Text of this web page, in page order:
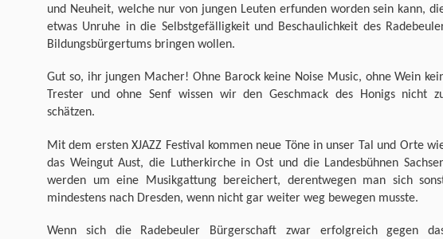
und Neuheit, welche nur von jungen Leuten erfunden worden sein kann,
etwas Unruhe in die Selbstgefälligkeit und Beschaulichkeit des
Bildungsbürgertums bringen wollen.
Gut so, ihr jungen Macher! Ohne Barock keine Noise Music, ohne Wein
Trester und ohne Senf wissen wir den Geschmack des Honigs nicht
schätzen.
Mit dem ersten XJAZZ Festival kommen neue Töne in unser Tal und Orte
das Weingut Aust, die Lutherkirche in Ost und die Landesbühnen
werden um eine Musikgattung bereichert, derentwegen man sich
mindestens nach Dresden, wenn nicht gar weiter weg bewegen musste.
Wenn sich die Radebeuler Bürgerschaft zwar erfolgreich gegen